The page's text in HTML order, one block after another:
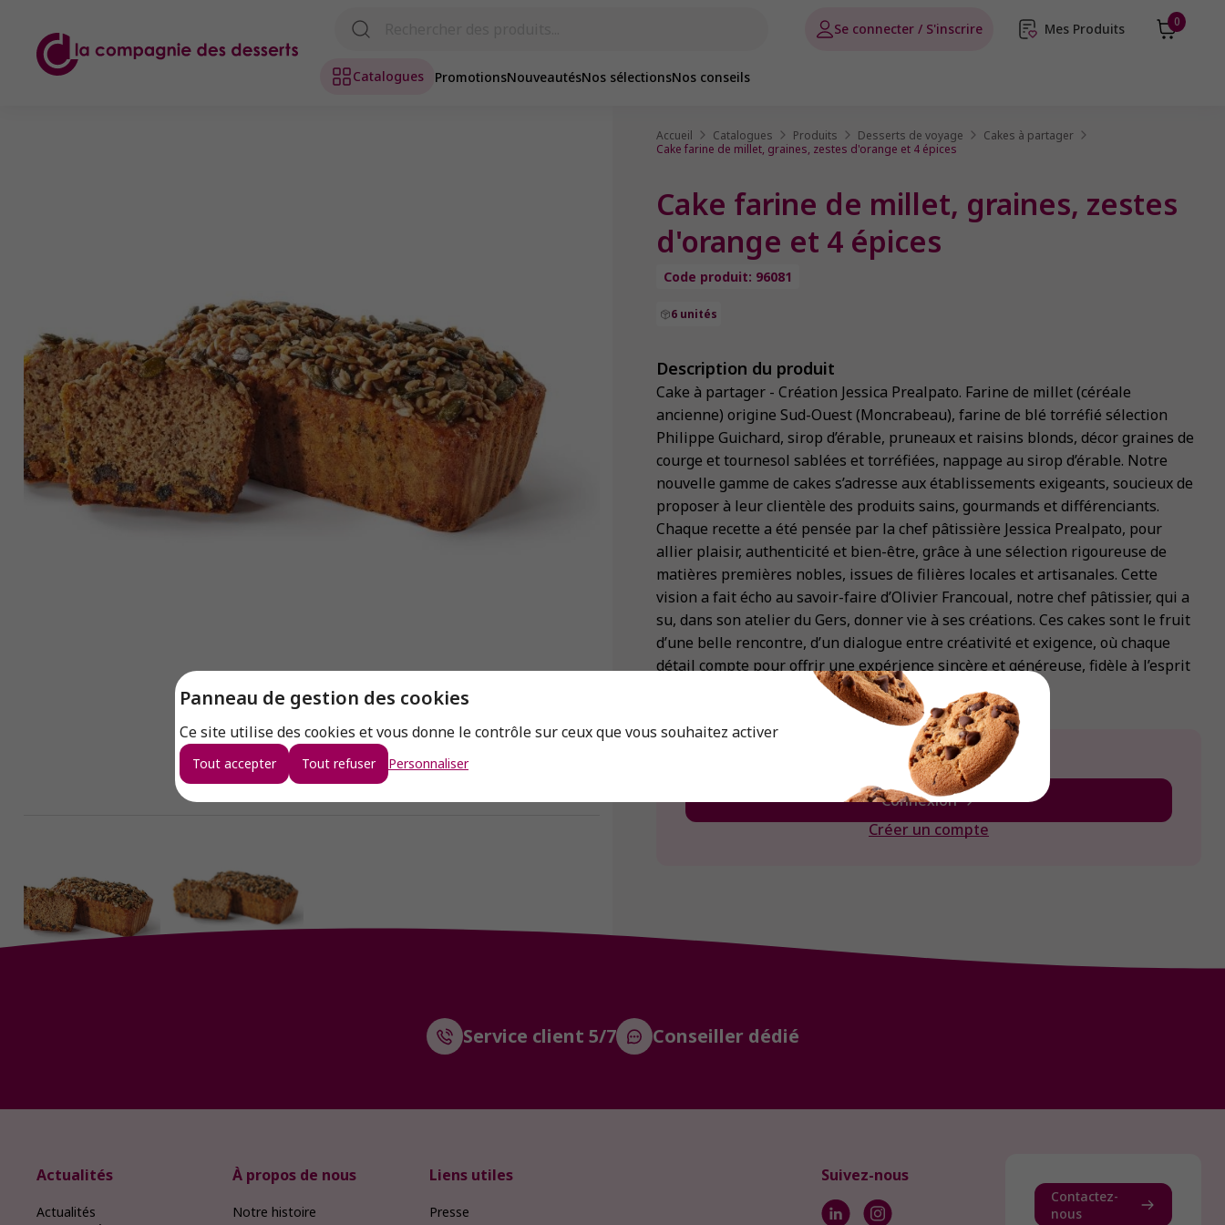
Panneau de gestion des cookies
Ce site utilise des cookies et vous donne le contrôle sur ceux que vous souhaitez activer
Tout accepter Tout refuser Personnaliser
Se connecter / S'inscrire 0
Mes Produits
Catalogues PromotionsNouveautésNos sélectionsNos conseils
Accueil Catalogues Produits Desserts de voyage
Cakes à partager
Cake farine de millet, graines, zestes d'orange et 4 épices
Cake farine de millet, graines, zestes
d'orange et 4 épices
Code produit: 96081
6 unités
Description du produit
Cake à partager - Création Jessica Prealpato. Farine de millet (céréale
ancienne) origine Sud-Ouest (Moncrabeau), farine de blé torréfié sélection
Philippe Guichard, sirop d’érable, pruneaux et raisins blonds, décor graines de
courge et tournesol sablées et torréfiées, nappage au sirop d’érable. Notre
nouvelle gamme de cakes s’adresse aux établissements exigeants, soucieux de
proposer à leur clientèle des produits sains, gourmands et différenciants.
Chaque recette a été pensée par la chef pâtissière Jessica Prealpato, pour
allier plaisir, authenticité et bien-être, grâce à une sélection rigoureuse de
matières premières nobles, issues de filières locales et artisanales. Cette
vision a fait écho au savoir-faire d’Olivier Francoual, notre chef pâtissier, qui a
su, dans son atelier du Gers, donner vie à ses créations. Ces cakes sont le fruit
d’une belle rencontre, d’un dialogue entre créativité et exigence, où chaque
détail compte pour offrir une expérience sincère et généreuse, fidèle à l’esprit
Envie de connaitre le prix de ce produit ?
Connexion
Créer un compte
Service client 5/7 Conseiller dédié
Actualités
Actualités
À propos de nous
Notre histoire
Liens utiles
Presse
Suivez-nous
Contactez-
nous